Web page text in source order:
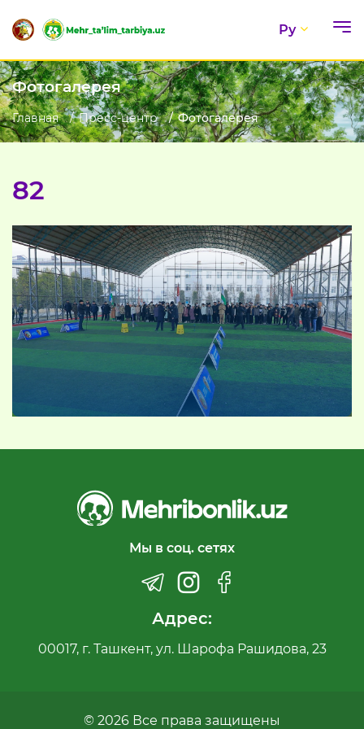
Ру
Фотогалерея
Главная Пресс-центр Фотогалерея
82
Мы в соц. сетях
Адрес:
00017, г. Ташкент, ул. Шарофа Рашидова, 23
© 2026 Все права защищены